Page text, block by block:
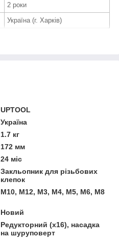
2 роки
Україна (г. Харків)
UPTOOL
Україна
1.7 кг
172 мм
24 міс
Закльопник для різьбових
клепок
M10, M12, M3, M4, M5, M6, M8
Новий
Редукторний (х16), насадка
на шуруповерт